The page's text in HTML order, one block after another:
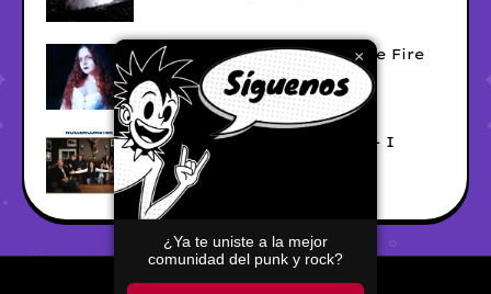
×
¿Ya te uniste a la mejor
comunidad del punk y rock?
Sara Diana - Her Hair's Like Fire
Ely August 05, 2026
Good Vibes Rollercoaster - I
Don't Care
Ely August 05, 2026